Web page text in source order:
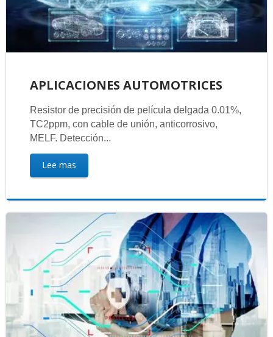
APLICACIONES AUTOMOTRICES
Resistor de precisión de película delgada 0.01%,
TC2ppm, con cable de unión, anticorrosivo,
MELF. Detección...
Lee mas